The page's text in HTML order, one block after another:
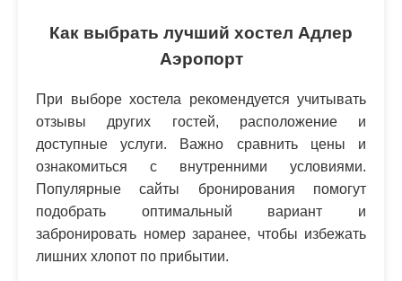
Как выбрать лучший хостел Адлер
Аэропорт
При выборе хостела рекомендуется учитывать
отзывы других гостей, расположение и
доступные услуги. Важно сравнить цены и
ознакомиться с внутренними условиями.
Популярные сайты бронирования помогут
подобрать оптимальный вариант и
забронировать номер заранее, чтобы избежать
лишних хлопот по прибытии.